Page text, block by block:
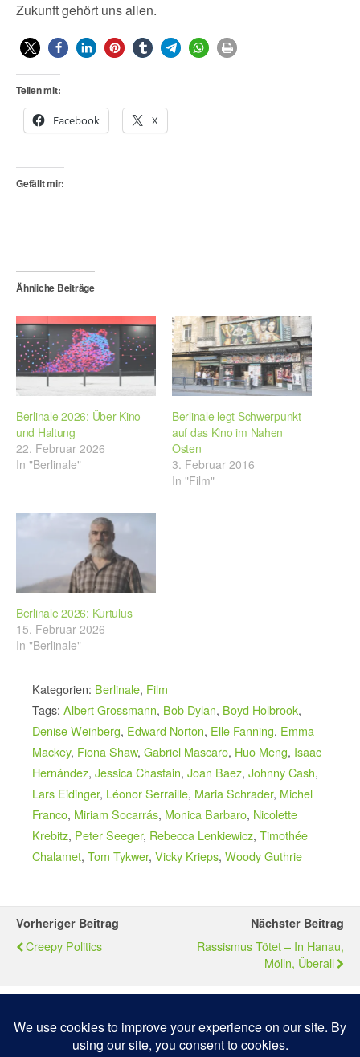
Zukunft gehört uns allen.
Teilen mit:
Facebook X
Gefällt mir:
Ähnliche Beiträge
Berlinale 2026: Über Kino
und Haltung
22. Februar 2026
In "Berlinale"
Berlinale legt Schwerpunkt
auf das Kino im Nahen
Osten
3. Februar 2016
In "Film"
Berlinale 2026: Kurtulus
15. Februar 2026
In "Berlinale"
Kategorien: Berlinale, Film
Tags: Albert Grossmann, Bob Dylan, Boyd Holbrook,
Denise Weinberg, Edward Norton, Elle Fanning, Emma
Mackey, Fiona Shaw, Gabriel Mascaro, Huo Meng, Isaac
Hernández, Jessica Chastain, Joan Baez, Johnny Cash,
Lars Eidinger, Léonor Serraille, Maria Schrader, Michel
Franco, Miriam Socarrás, Monica Barbaro, Nicolette
Krebitz, Peter Seeger, Rebecca Lenkiewicz, Timothée
Chalamet, Tom Tykwer, Vicky Krieps, Woody Guthrie
Vorheriger Beitrag
Creepy Politics
Nächster Beitrag
Rassismus Tötet – In Hanau,
Mölln, Überall
Zum Seitenanfang